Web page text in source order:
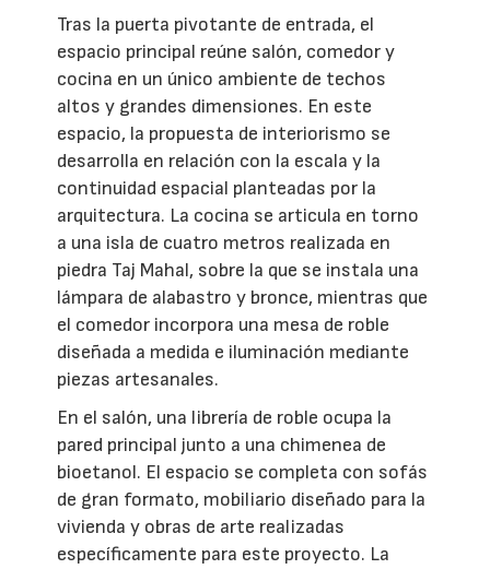
Tras la puerta pivotante de entrada, el
espacio principal reúne salón, comedor y
cocina en un único ambiente de techos
altos y grandes dimensiones. En este
espacio, la propuesta de interiorismo se
desarrolla en relación con la escala y la
continuidad espacial planteadas por la
arquitectura. La cocina se articula en torno
a una isla de cuatro metros realizada en
piedra Taj Mahal, sobre la que se instala una
lámpara de alabastro y bronce, mientras que
el comedor incorpora una mesa de roble
diseñada a medida e iluminación mediante
piezas artesanales.
En el salón, una librería de roble ocupa la
pared principal junto a una chimenea de
bioetanol. El espacio se completa con sofás
de gran formato, mobiliario diseñado para la
vivienda y obras de arte realizadas
específicamente para este proyecto. La